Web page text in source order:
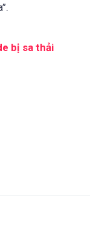
bị sa thải